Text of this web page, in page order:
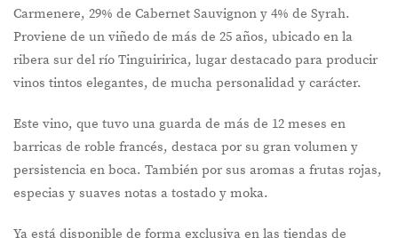
Carmenere, 29% de Cabernet Sauvignon y 4% de Syrah.
Proviene de un viñedo de más de 25 años, ubicado en la
ribera sur del río Tinguiririca, lugar destacado para producir
vinos tintos elegantes, de mucha personalidad y carácter.
Este vino, que tuvo una guarda de más de 12 meses en
barricas de roble francés, destaca por su gran volumen y
persistencia en boca. También por sus aromas a frutas rojas,
especias y suaves notas a tostado y moka.
Ya está disponible de forma exclusiva en las tiendas de